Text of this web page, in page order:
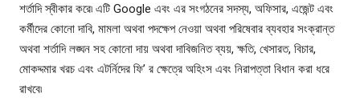
শর্তাদি স্বীকার করে৷ এটি Google এবং এর সংগঠনের সদস্য, অফিসার, এজেন্ট এবং
কর্মীদের কোনো দাবি, মামলা অথবা পদক্ষেপ নেওয়া অথবা পরিষেবার ব্যবহার সংক্রান্ত
অথবা শর্তাদি লঙ্ঘন সহ কোনো দায় অথবা দাবিজনিত ব্যয়, ক্ষতি, খেসারত, বিচার,
মোকদ্দমার খরচ এবং এটর্নিদের ফি’ র ক্ষেত্রে অহিংস এবং নিরাপত্তা বিধান করা ধরে
রাখবে৷